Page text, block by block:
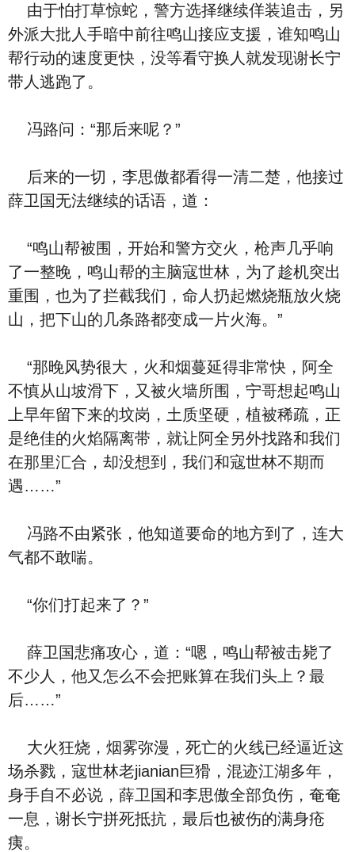
由于怕打草惊蛇，警方选择继续佯装追击，另
外派大批人手暗中前往鸣山接应支援，谁知鸣山
帮行动的速度更快，没等看守换人就发现谢长宁
带人逃跑了。
冯路问：“那后来呢？”
后来的一切，李思傲都看得一清二楚，他接过
薛卫国无法继续的话语，道：
“鸣山帮被围，开始和警方交火，枪声几乎响
了一整晚，鸣山帮的主脑寇世林，为了趁机突出
重围，也为了拦截我们，命人扔起燃烧瓶放火烧
山，把下山的几条路都变成一片火海。”
“那晚风势很大，火和烟蔓延得非常快，阿全
不慎从山坡滑下，又被火墙所围，宁哥想起鸣山
上早年留下来的坟岗，土质坚硬，植被稀疏，正
是绝佳的火焰隔离带，就让阿全另外找路和我们
在那里汇合，却没想到，我们和寇世林不期而
遇……”
冯路不由紧张，他知道要命的地方到了，连大
气都不敢喘。
“你们打起来了？”
薛卫国悲痛攻心，道：“嗯，鸣山帮被击毙了
不少人，他又怎么不会把账算在我们头上？最
后……”
大火狂烧，烟雾弥漫，死亡的火线已经逼近这
场杀戮，寇世林老jianian巨猾，混迹江湖多年，
身手自不必说，薛卫国和李思傲全部负伤，奄奄
一息，谢长宁拼死抵抗，最后也被伤的满身疮
痍。